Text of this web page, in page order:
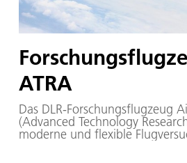
ATRA
Das DLR-Forschungsflugzeug
(Advanced Technology
moderne und flexible